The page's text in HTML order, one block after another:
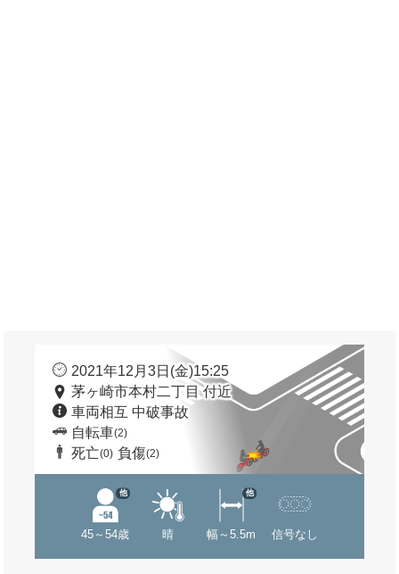
2021年12月3日(金)15:25
茅ヶ崎市本村二丁目 付近
車両相互 中破事故
自転車(2)
死亡(0) 負傷(2)
45～54歳
他
晴 幅～5.5m
他
信号なし